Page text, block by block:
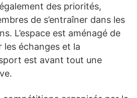
des priorités,
de s’entraîner dans les
L’espace est aménagé de
les échanges et la
est avant tout une